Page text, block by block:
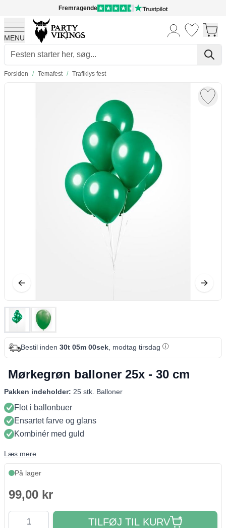
Fremragende
MENU
Skip to Content
Forsiden / Temafest / Trafiklys fest
Bestil inden 30t 05m 00sek, modtag tirsdag
Mørkegrøn balloner 25x - 30 cm
Pakken indeholder: 25 stk. Balloner
Flot i ballonbuer
Ensartet farve og glans
Kombinér med guld
Læs mere
På lager
99,00 kr
Antal
TILFØJ TIL KURV